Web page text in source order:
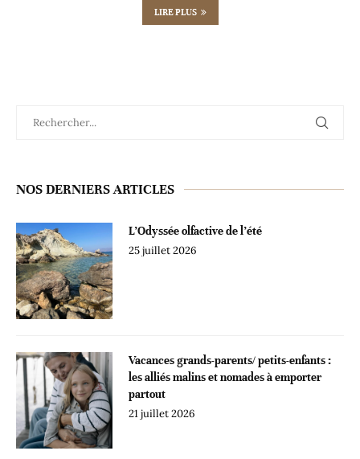
LIRE PLUS
NOS DERNIERS ARTICLES
L’Odyssée olfactive de l’été
25 juillet 2026
Vacances grands-parents/ petits-enfants :
les alliés malins et nomades à emporter
partout
21 juillet 2026